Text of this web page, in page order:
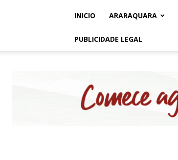
INICIO ARARAQUARA
PUBLICIDADE LEGAL